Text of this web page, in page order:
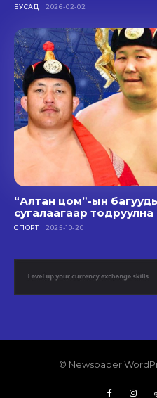
БУСАД 2026-02-02
“Алтан цом”-ын
сугалаагаар тодруулна
СПОРТ 2025-10-20
© Newspaper